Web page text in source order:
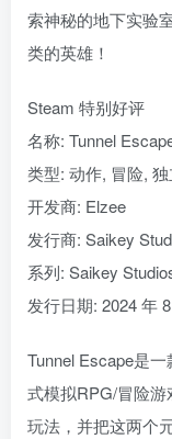
索神秘的地下实验
类的英雄！
Steam 特别好评
名称: Tunnel
类型: 动作, 冒险,
开发商: Elzee
发行商: Saikey
系列: Saikey
发行日期: 2024 年
Tunnel Escape是
式模拟RPG/冒险
玩法，并把这两个